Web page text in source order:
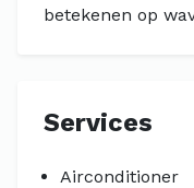
betekenen op
Services
Airconditioner